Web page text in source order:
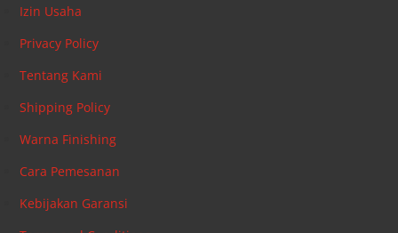
Izin Usaha
Privacy Policy
Tentang Kami
Shipping Policy
Warna Finishing
Cara Pemesanan
Kebijakan Garansi